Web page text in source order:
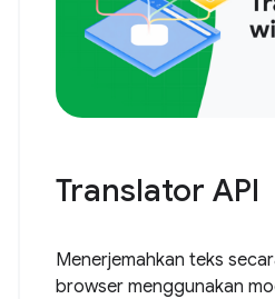
Translator API
Menerjemahkan teks
browser menggunakan